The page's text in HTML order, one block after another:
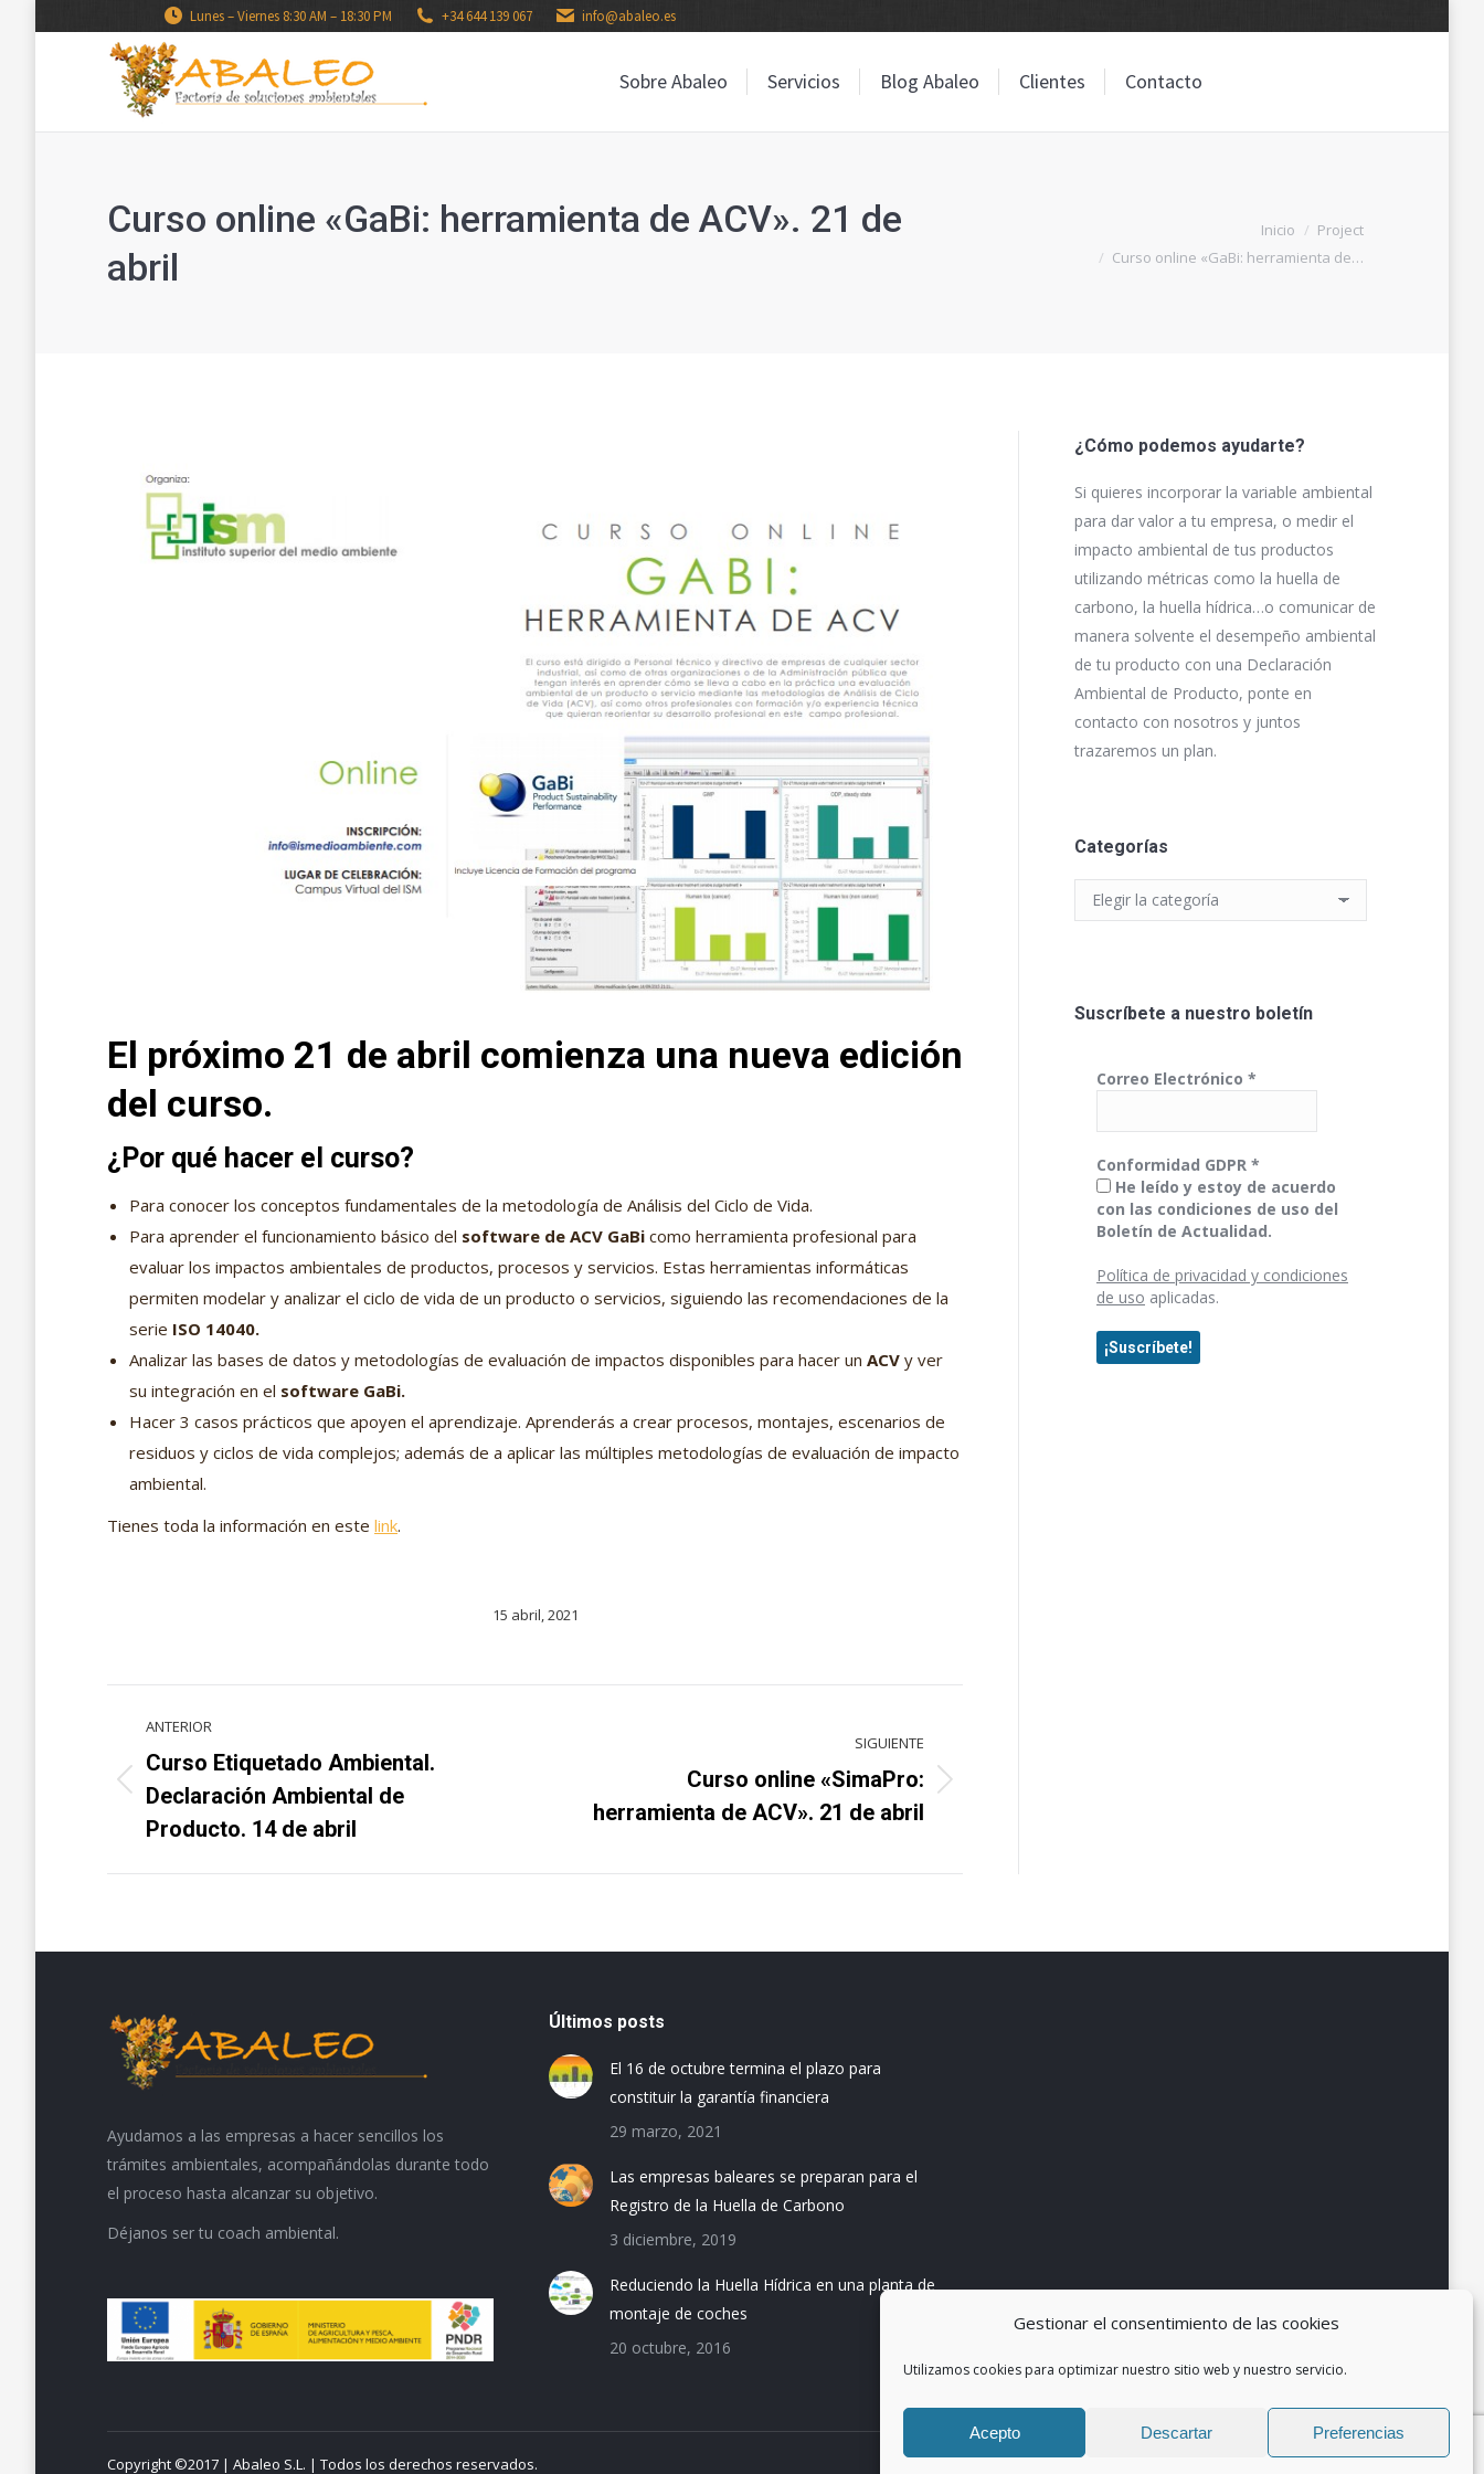
Gestionar el consentimiento de las cookies
Utilizamos cookies para optimizar nuestro sitio web y nuestro servicio.
Acepto Descartar Preferencias
Lunes – Viernes 8:30 AM – 18:30 PM +34 644 139 067 info@abaleo.es
Sobre Abaleo Servicios Blog Abaleo Clientes Contacto
Curso online «GaBi: herramienta de ACV». 21 de
abril
Inicio
Project
Curso online «GaBi: herramienta de…
El próximo 21 de abril comienza una nueva edición
del curso.
¿Por qué hacer el curso?
Para conocer los conceptos fundamentales de la metodología de Análisis del Ciclo de Vida.
Para aprender el funcionamiento básico del software de ACV GaBi como herramienta profesional para
evaluar los impactos ambientales de productos, procesos y servicios. Estas herramientas informáticas
permiten modelar y analizar el ciclo de vida de un producto o servicios, siguiendo las recomendaciones de la
serie ISO 14040.
Analizar las bases de datos y metodologías de evaluación de impactos disponibles para hacer un ACV y ver
su integración en el software GaBi.
Hacer 3 casos prácticos que apoyen el aprendizaje. Aprenderás a crear procesos, montajes, escenarios de
residuos y ciclos de vida complejos; además de a aplicar las múltiples metodologías de evaluación de impacto
ambiental.
Tienes toda la información en este link.
15 abril, 2021
entre
proyectos
ANTERIOR
Proyecto
anterior
Curso Etiquetado Ambiental.
Declaración Ambiental de
Producto. 14 de abril
SIGUIENTE
siguiente
Curso online «SimaPro:
herramienta de ACV». 21 de abril
¿Cómo podemos ayudarte?
Si quieres incorporar la variable ambiental
para dar valor a tu empresa, o medir el
impacto ambiental de tus productos
utilizando métricas como la huella de
carbono, la huella hídrica…o comunicar de
manera solvente el desempeño ambiental
de tu producto con una Declaración
Ambiental de Producto, ponte en
contacto con nosotros y juntos
trazaremos un plan.
Categorías
Categorías
Suscríbete a nuestro boletín
Correo Electrónico *
Conformidad GDPR *
He leído y estoy de acuerdo
con las condiciones de uso del
Boletín de Actualidad.
Política de privacidad y condiciones
de uso aplicadas.
Ayudamos a las empresas a hacer sencillos los
trámites ambientales, acompañándolas durante todo
el proceso hasta alcanzar su objetivo.
Déjanos ser tu coach ambiental.
Últimos posts
El 16 de octubre termina el plazo para
constituir la garantía financiera
29 marzo, 2021
Las empresas baleares se preparan para el
Registro de la Huella de Carbono
3 diciembre, 2019
Reduciendo la Huella Hídrica en una planta de
montaje de coches
20 octubre, 2016
Copyright ©2017 | Abaleo S.L. | Todos los derechos reservados. Aviso legal Política de Privacidad Política de cookies (UE)